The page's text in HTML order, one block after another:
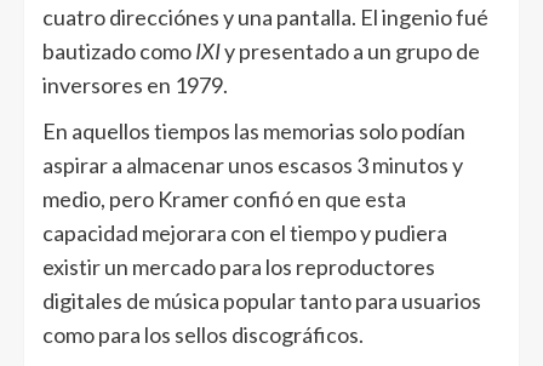
cuatro direcciónes y una pantalla. El ingenio fué
bautizado comoIXIy presentado a un grupo de
inversores en 1979.
En aquellos tiempos las memorias solo podían
aspirar a almacenar unos escasos 3 minutos y
medio, pero Kramer confió en que esta
capacidad mejorara con el tiempo y pudiera
existir un mercado para los reproductores
digitales de música popular tanto para usuarios
como para los sellos discográficos.